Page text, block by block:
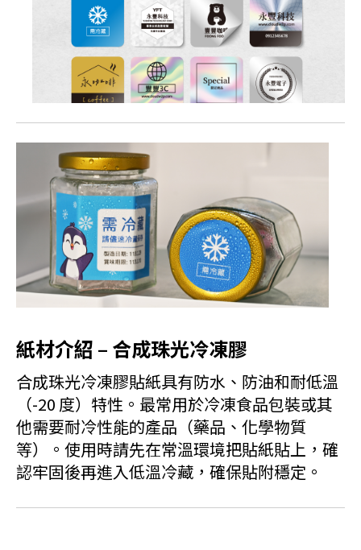
紙材介紹 – 合成珠光冷凍膠
合成珠光冷凍膠貼紙具有防水、防油和耐低溫
（-20 度）特性。最常用於冷凍食品包裝或其
他需要耐冷性能的產品（藥品、化學物質
等）。使用時請先在常溫環境把貼紙貼上，確
認牢固後再進入低溫冷藏，確保貼附穩定。